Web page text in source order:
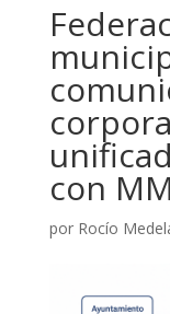
con
por Rocío